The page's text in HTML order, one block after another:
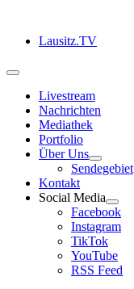
springenLausitz.TV
Toggle
NavigationLivestream
Nachrichten
Mediathek
Portfolio
Über Uns
Sendegebiet
Kontakt
Social Media
Facebook
Instagram
TikTok
YouTube
RSS Feed